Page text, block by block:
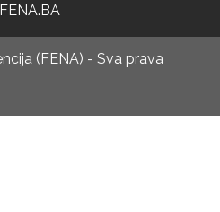
(FENA) - Sva prava